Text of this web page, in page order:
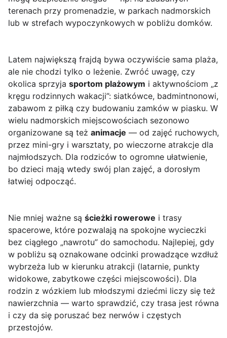
terenach przy promenadzie, w parkach nadmorskich
lub w strefach wypoczynkowych w pobliżu domków.
Latem największą frajdą bywa oczywiście sama plaża,
ale nie chodzi tylko o leżenie. Zwróć uwagę, czy
okolica sprzyja sportom plażowym i aktywnościom „z
kręgu rodzinnych wakacji”: siatkówce, badmintnonowi,
zabawom z piłką czy budowaniu zamków w piasku. W
wielu nadmorskich miejscowościach sezonowo
organizowane są też animacje — od zajęć ruchowych,
przez mini-gry i warsztaty, po wieczorne atrakcje dla
najmłodszych. Dla rodziców to ogromne ułatwienie,
bo dzieci mają wtedy swój plan zajęć, a dorosłym
łatwiej odpocząć.
Nie mniej ważne są ścieżki rowerowe i trasy
spacerowe, które pozwalają na spokojne wycieczki
bez ciągłego „nawrotu” do samochodu. Najlepiej, gdy
w pobliżu są oznakowane odcinki prowadzące wzdłuż
wybrzeża lub w kierunku atrakcji (latarnie, punkty
widokowe, zabytkowe części miejscowości). Dla
rodzin z wózkiem lub młodszymi dziećmi liczy się też
nawierzchnia — warto sprawdzić, czy trasa jest równa
i czy da się poruszać bez nerwów i częstych
przestojów.